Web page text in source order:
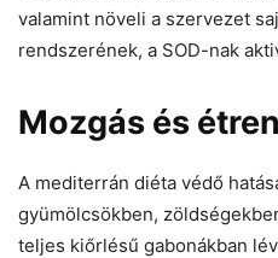
valamint növeli a szervezet
rendszerének, a SOD-nak
Mozgás és
A mediterrán diéta védő
gyümölcsökben,
teljes kiőrlésű gabonákban